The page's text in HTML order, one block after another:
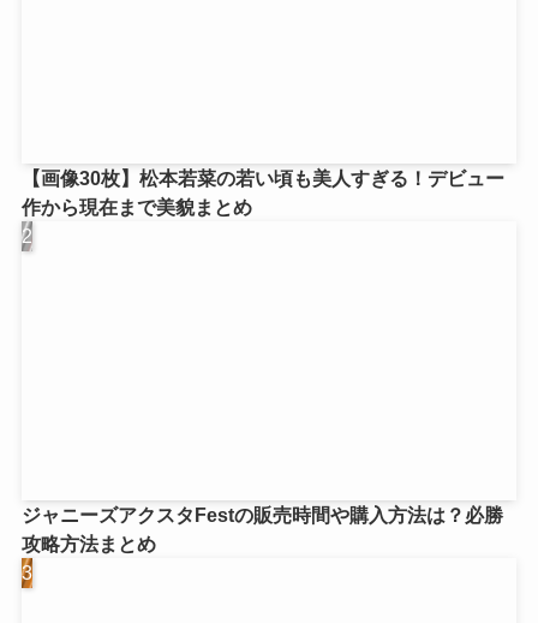
【画像30枚】松本若菜の若い頃も美人すぎる！デビュー
作から現在まで美貌まとめ
ジャニーズアクスタFestの販売時間や購入方法は？必勝
攻略方法まとめ